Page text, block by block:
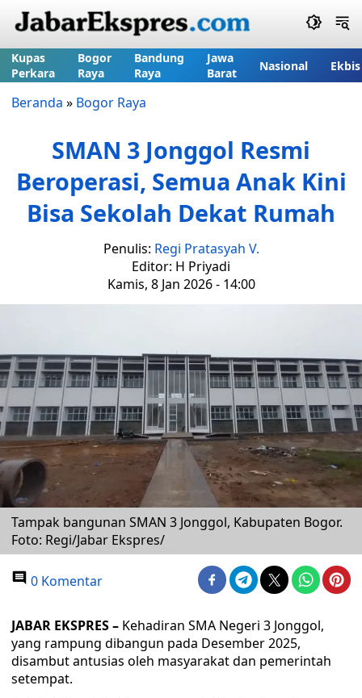
Kupas
Perkara
Bogor
Raya
Bandung
Raya
Jawa
Barat
Nasional Ekbis
Beranda » Bogor Raya
SMAN 3 Jonggol Resmi
Beroperasi, Semua Anak Kini
Bisa Sekolah Dekat Rumah
Penulis: Regi Pratasyah V.
Editor: H Priyadi
Kamis, 8 Jan 2026 - 14:00
Tampak bangunan SMAN 3 Jonggol, Kabupaten Bogor.
Foto: Regi/Jabar Ekspres/
0 Komentar
JABAR EKSPRES – Kehadiran SMA Negeri 3 Jonggol,
yang rampung dibangun pada Desember 2025,
disambut antusias oleh masyarakat dan pemerintah
setempat.